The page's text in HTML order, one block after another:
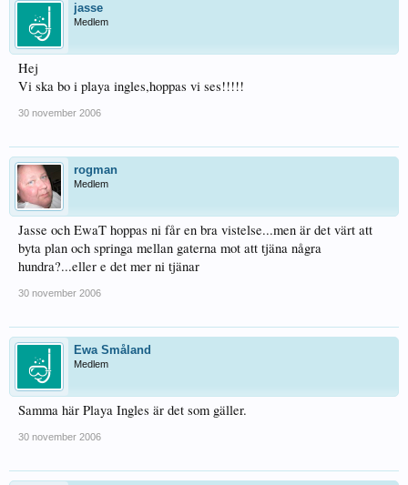
jasse
Medlem
Hej
Vi ska bo i playa ingles,hoppas vi ses!!!!!
30 november 2006
rogman
Medlem
Jasse och EwaT hoppas ni får en bra vistelse...men är det värt att
byta plan och springa mellan gaterna mot att tjäna några
hundra?...eller e det mer ni tjänar
30 november 2006
Ewa Småland
Medlem
Samma här Playa Ingles är det som gäller.
30 november 2006